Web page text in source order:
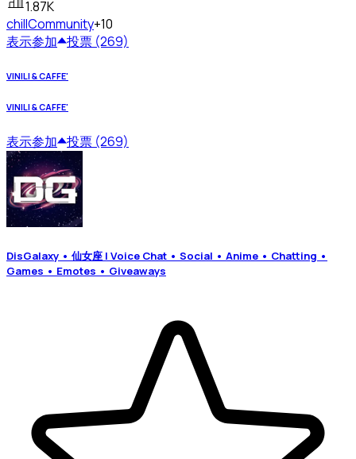
1.87K
chillCommunity+10
表示参加 投票 (269)
VINILI & CAFFE'
VINILI & CAFFE'
表示参加 投票 (269)
DisGalaxy • 仙女座 | Voice Chat • Social • Anime • Chatting •
Games • Emotes • Giveaways